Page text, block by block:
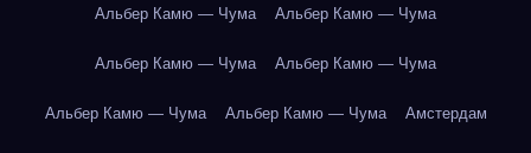
Альбер Камю — Чума Альбер Камю — Чума
Альбер Камю — Чума Альбер Камю — Чума
Альбер Камю — Чума Альбер Камю — Чума Амстердам